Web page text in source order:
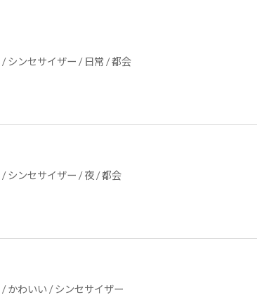
/ シンセサイザー / 日常 /都会
/ シンセサイザー /夜/都会
/かわいい / シンセサイザー